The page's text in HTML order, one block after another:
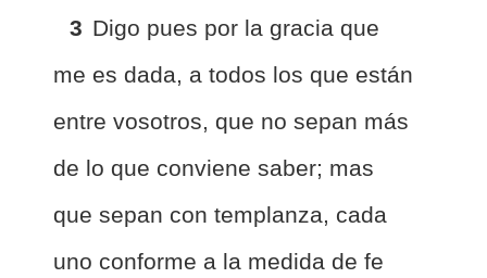
3 Digo pues por la gracia que
me es dada, a todos los que están
entre vosotros, que no sepan más
de lo que conviene saber; mas
que sepan con templanza, cada
uno conforme a la medida de fe